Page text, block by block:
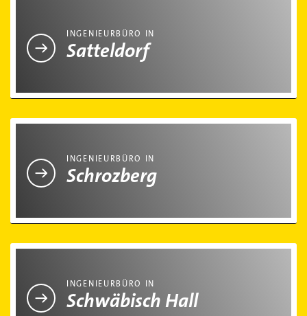
INGENIEURBÜRO IN
Satteldorf
INGENIEURBÜRO IN
Schrozberg
INGENIEURBÜRO IN
Schwäbisch Hall